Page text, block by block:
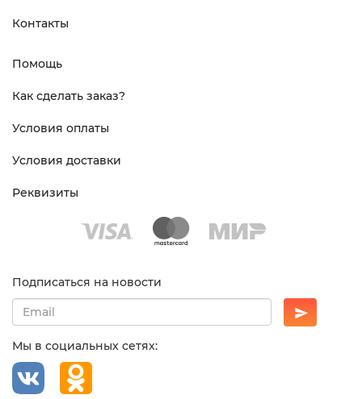
Контакты
Помощь
Как сделать заказ?
Условия оплаты
Условия доставки
Реквизиты
Подписаться на новости
Мы в социальных сетях: